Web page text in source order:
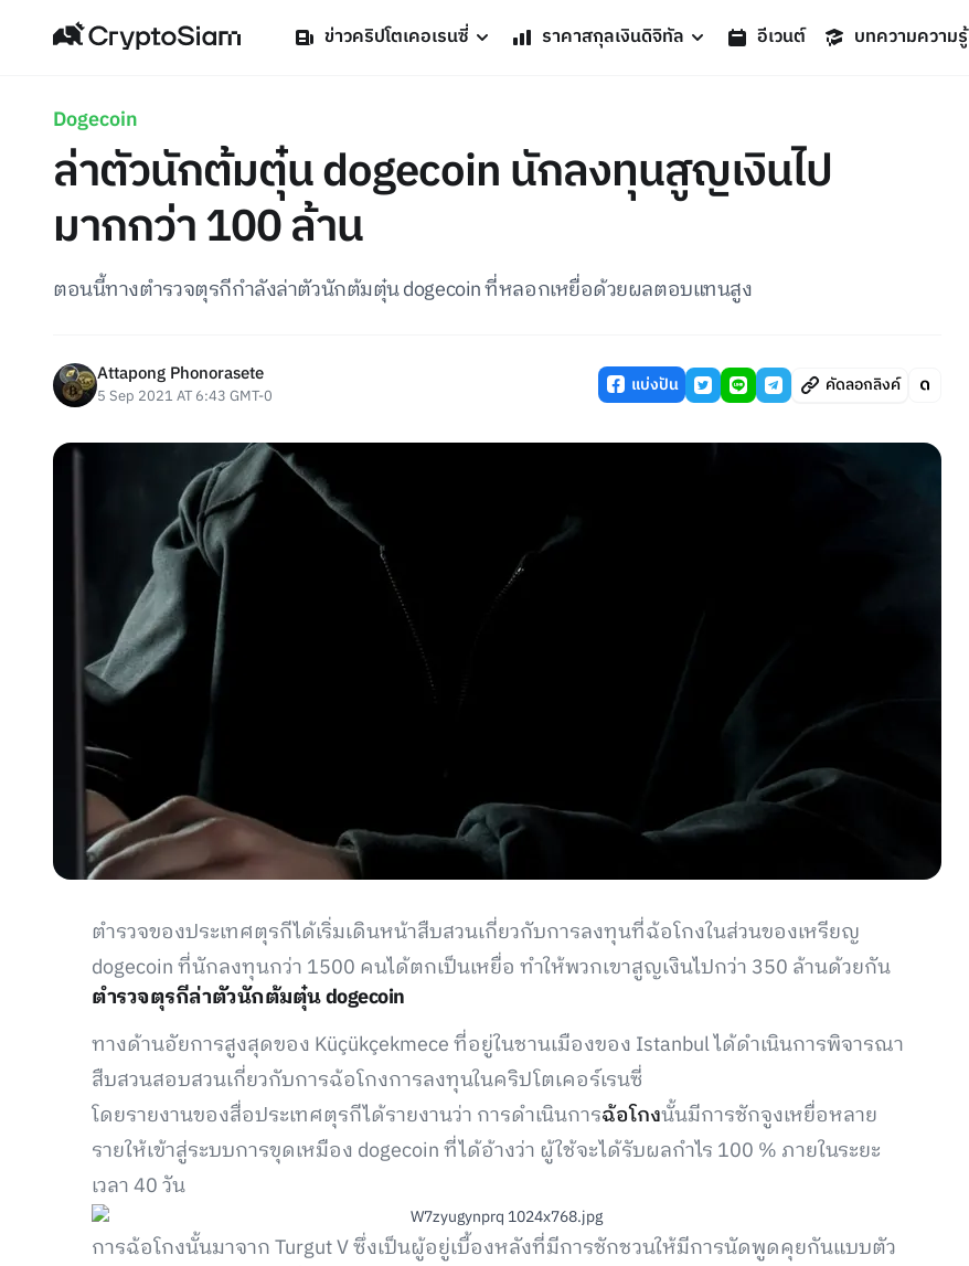
ข่าวคริปโตเคอเรนซี่ ราคาสกุลเงินดิจิทัล อีเวนต์ บทความความรู้
Dogecoin
ล่าตัวนักต้มตุ๋น dogecoin นักลงทุนสูญเงินไป
มากกว่า 100 ล้าน
ตอนนี้ทางตำรวจตุรกีกำลังล่าตัวนักต้มตุ๋น dogecoin ที่หลอกเหยื่อด้วยผลตอบแทนสูง
Attapong Phonorasete
5 Sep 2021 AT 6:43 GMT-0 แบ่งปัน คัดลอกลิงค์
ตำรวจของประเทศตุรกีได้เริ่มเดินหน้าสืบสวนเกี่ยวกับการลงทุนที่ฉ้อโกงในส่วนของเหรียญ
dogecoin ที่นักลงทุนกว่า 1500 คนได้ตกเป็นเหยื่อ ทำให้พวกเขาสูญเงินไปกว่า 350 ล้านด้วยกัน
ตำรวจตุรกีล่าตัวนักต้มตุ๋น dogecoin
ทางด้านอัยการสูงสุดของ Küçükçekmece ที่อยู่ในชานเมืองของ Istanbul ได้ดำเนินการพิจารณา
สืบสวนสอบสวนเกี่ยวกับการฉ้อโกงการลงทุนในคริปโตเคอร์เรนซี่
โดยรายงานของสื่อประเทศตุรกีได้รายงานว่า การดำเนินการฉ้อโกงนั้นมีการชักจูงเหยื่อหลาย
รายให้เข้าสู่ระบบการขุดเหมือง dogecoin ที่ได้อ้างว่า ผู้ใช้จะได้รับผลกำไร 100 % ภายในระยะ
เวลา 40 วัน
การฉ้อโกงนั้นมาจาก Turgut V ซึ่งเป็นผู้อยู่เบื้องหลังที่มีการชักชวนให้มีการนัดพูดคุยกันแบบตัว